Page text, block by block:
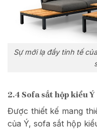
Sự mới lạ đầy tinh tế
2.4 Sofa sắt hộp kiểu Ý
Được thiết kế mang
của Ý, sofa sắt hộp